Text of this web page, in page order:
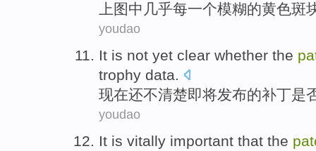
上图中 几乎每一个模糊的黄色斑
youdao
It is not yet clear whether the
trophy data.
现在还不清楚即将发布的补丁是
youdao
It is vitally important that the